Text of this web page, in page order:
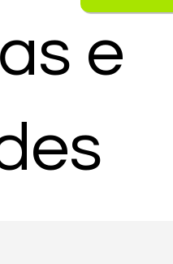
e